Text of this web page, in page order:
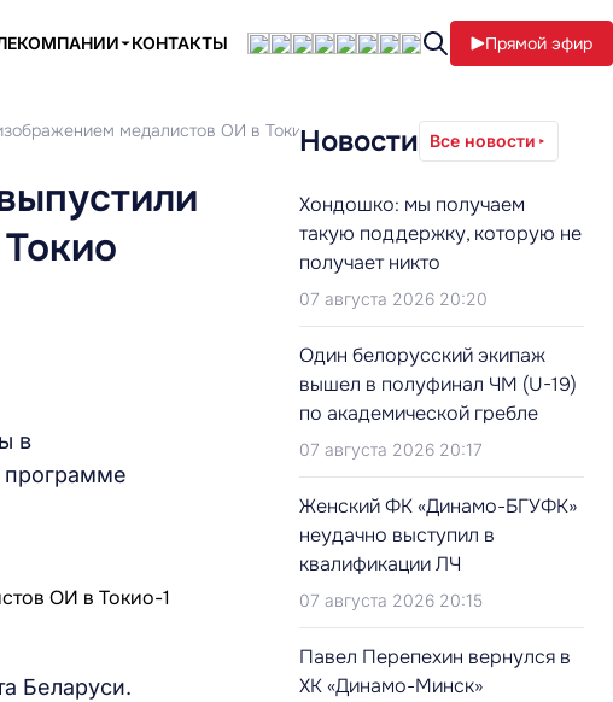
КОНТАКТЫ Прямой эфир
медалистов ОИ в Токио
в
Беларуси.
Новости Все новости
Хондошко: мы получаем
такую поддержку, которую не
получает никто
07 августа 2026 20:20
Один белорусский экипаж
вышел в полуфинал ЧМ (U-19)
по академической гребле
07 августа 2026 20:17
Женский ФК «Динамо-БГУФК»
неудачно выступил в
квалификации ЛЧ
07 августа 2026 20:15
Павел Перепехин вернулся в
ХК «Динамо-Минск»